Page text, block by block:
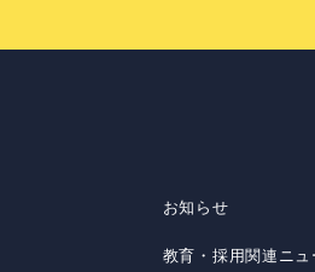
お知らせ
教育・採用関連ニュ